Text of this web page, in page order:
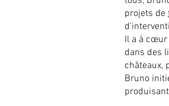
projets de
Il a à cœur
dans des
châteaux,
Bruno